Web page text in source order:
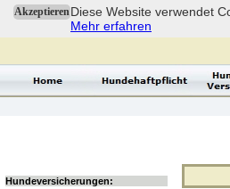
AkzeptierenDiese Website verwendet
Mehr erfahren
Hundeversicherungen: